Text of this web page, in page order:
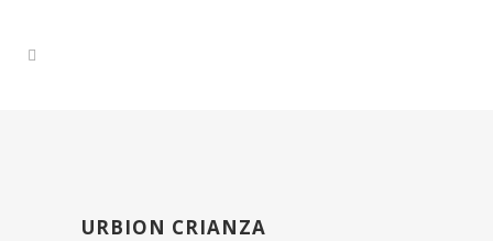
URBION CRIANZA